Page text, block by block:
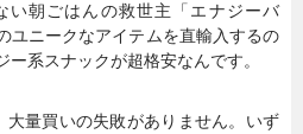
朝ごはんの救世主「エナジーバ
ユニークなアイテムを直輸入するの
系スナックが超格安なんです。
量買いの失敗がありません。いず